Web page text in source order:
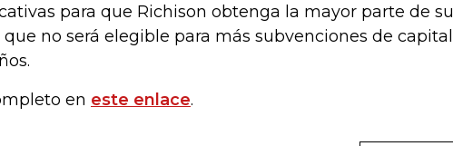
para que Richison obtenga la mayor parte de su
no será elegible para más subvenciones de capital
en este enlace.